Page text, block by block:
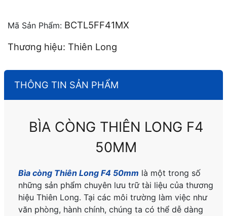
Mã Sản Phẩm: BCTL5FF41MX
Thương hiệu: Thiên Long
THÔNG TIN SẢN PHẨM
BÌA CÒNG THIÊN LONG F4
50MM
Bìa còng Thiên Long F4 50mm là một trong số
những sản phẩm chuyên lưu trữ tài liệu của thương
hiệu Thiên Long. Tại các môi trường làm việc như
văn phòng, hành chính, chúng ta có thể dễ dàng